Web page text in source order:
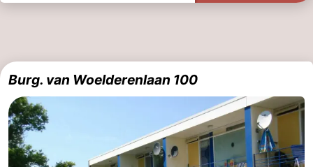
Burg. van Woelderenlaan 100